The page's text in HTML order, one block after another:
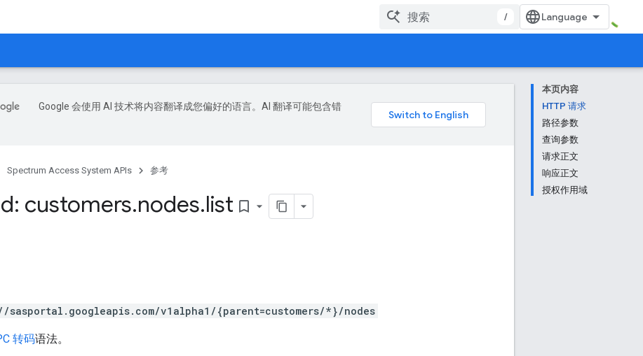
/
本页内容
HTTP 请求
路径参数
查询参数
请求正文
响应正文
授权作用域
Google 会使用 AI 技术将内容翻译成您偏好的语言。AI 翻译可能包含错
Spectrum Access System APIs 参考
customers.nodes.list bookmark_border
sasportal.googleapis.com/v1alpha1/{parent=customers/*}/nodes
转码语法。